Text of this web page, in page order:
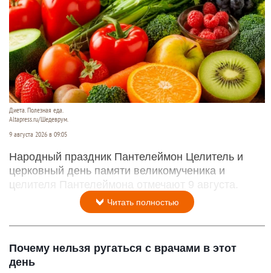
Диета. Полезная еда.
Altapress.ru/Шедеврум.
9 августа 2026 в 09:05
Народный праздник Пантелеймон Целитель и
церковный день памяти великомученика и
целителя Пантелеймона отмечают 9 августа.
Читать полностью
Почему нельзя ругаться с врачами в этот
день